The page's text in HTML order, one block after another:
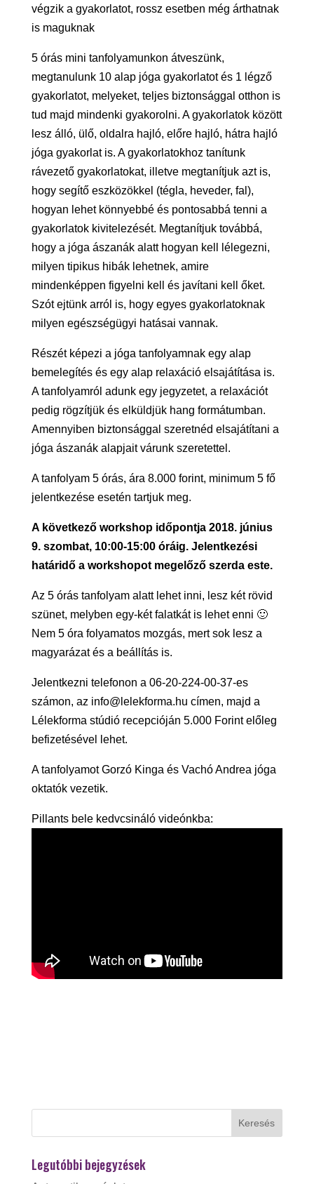
végzik a gyakorlatot, rossz esetben még árthatnak
is maguknak
5 órás mini tanfolyamunkon átveszünk,
megtanulunk 10 alap jóga gyakorlatot és 1 légző
gyakorlatot, melyeket, teljes biztonsággal otthon is
tud majd mindenki gyakorolni. A gyakorlatok között
lesz álló, ülő, oldalra hajló, előre hajló, hátra hajló
jóga gyakorlat is. A gyakorlatokhoz tanítunk
rávezető gyakorlatokat, illetve megtanítjuk azt is,
hogy segítő eszközökkel (tégla, heveder, fal),
hogyan lehet könnyebbé és pontosabbá tenni a
gyakorlatok kivitelezését. Megtanítjuk továbbá,
hogy a jóga ászanák alatt hogyan kell lélegezni,
milyen tipikus hibák lehetnek, amire
mindenképpen figyelni kell és javítani kell őket.
Szót ejtünk arról is, hogy egyes gyakorlatoknak
milyen egészségügyi hatásai vannak.
Részét képezi a jóga tanfolyamnak egy alap
bemelegítés és egy alap relaxáció elsajátítása is.
A tanfolyamról adunk egy jegyzetet, a relaxációt
pedig rögzítjük és elküldjük hang formátumban.
Amennyiben biztonsággal szeretnéd elsajátítani a
jóga ászanák alapjait várunk szeretettel.
A tanfolyam 5 órás, ára 8.000 forint, minimum 5 fő
jelentkezése esetén tartjuk meg.
A következő workshop időpontja 2018. június
9. szombat, 10:00-15:00 óráig. Jelentkezési
határidő a workshopot megelőző szerda este.
Az 5 órás tanfolyam alatt lehet inni, lesz két rövid
szünet, melyben egy-két falatkát is lehet enni 🙂
Nem 5 óra folyamatos mozgás, mert sok lesz a
magyarázat és a beállítás is.
Jelentkezni telefonon a 06-20-224-00-37-es
számon, az info@lelekforma.hu címen, majd a
Lélekforma stúdió recepcióján 5.000 Forint előleg
befizetésével lehet.
A tanfolyamot Gorzó Kinga és Vachó Andrea jóga
oktatók vezetik.
Pillants bele kedvcsináló videónkba:
Legutóbbi bejegyzések